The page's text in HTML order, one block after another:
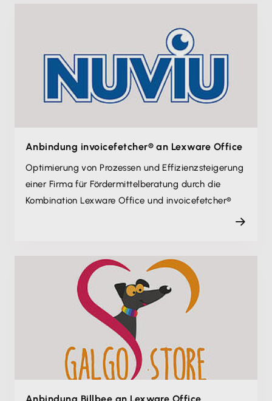
Anbindung invoicefetcher® an Lexware Office
Optimierung von Prozessen und Effizienz­steigerung
einer Firma für Fördermittel­beratung durch die
Kombination Lexware Office und invoicefetcher®